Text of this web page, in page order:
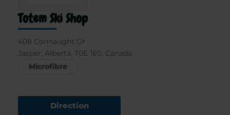
Totem Ski Shop
408 Connaught Dr
Jasper, Alberta, T0E 1E0, Canada
Microfibre
Direction